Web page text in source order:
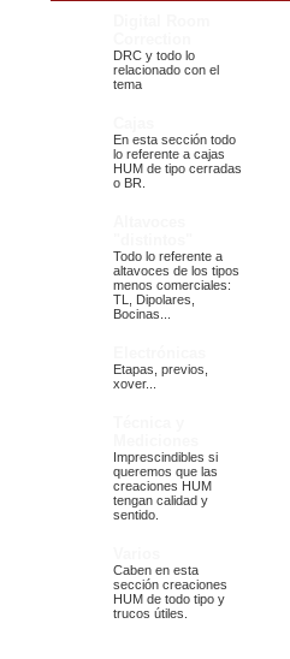
DRC y todo lo
relacionado con el
tema
En esta sección todo
lo referente a cajas
HUM de tipo cerradas
o BR.
Todo lo referente a
altavoces de los tipos
menos comerciales:
TL, Dipolares,
Bocinas...
Etapas, previos,
xover...
Imprescindibles si
queremos que las
creaciones HUM
tengan calidad y
sentido.
Caben en esta
sección creaciones
HUM de todo tipo y
trucos útiles.